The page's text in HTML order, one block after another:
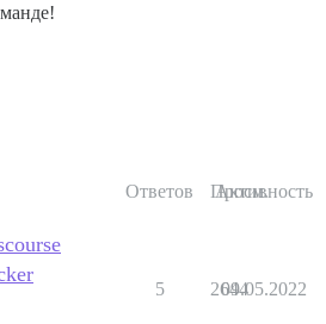
Ответов Просм.
Активность
5 2644
09.05.2022